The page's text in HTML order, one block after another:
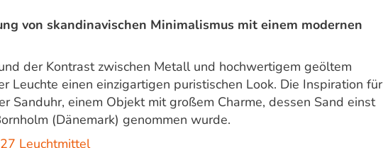
von skandinavischen Minimalismus mit einem modernen
der Kontrast zwischen Metall und hochwertigem geöltem
Leuchte einen einzigartigen puristischen Look. Die Inspiration für
Sanduhr, einem Objekt mit großem Charme, dessen Sand einst
(Dänemark) genommen wurde.
Leuchtmittel